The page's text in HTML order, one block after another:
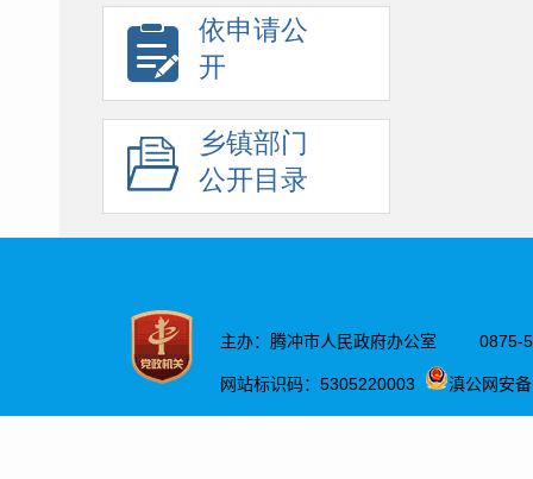
依申请公
开
乡镇部门
公开目录